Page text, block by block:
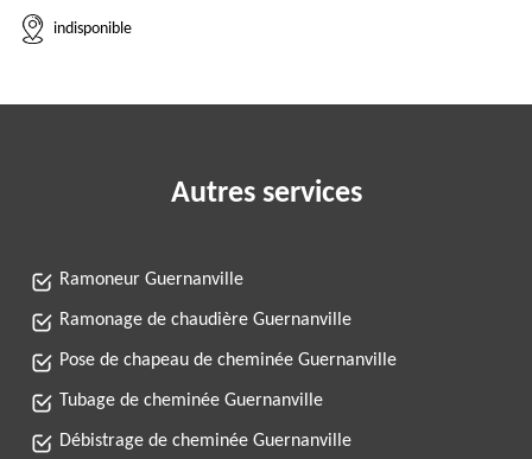
indisponible
Autres services
Ramoneur Guernanville
Ramonage de chaudière Guernanville
Pose de chapeau de cheminée Guernanville
Tubage de cheminée Guernanville
Débistrage de cheminée Guernanville